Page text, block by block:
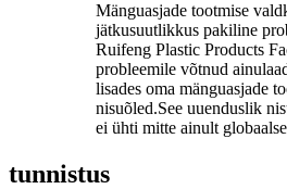
Mänguasjade tootmise
jätkusuutlikkus pakiline
Ruifeng Plastic Products
probleemile võtnud
lisades oma mänguasjade
nisuõled.See uuenduslik
ei ühti mitte ainult
tunnistus